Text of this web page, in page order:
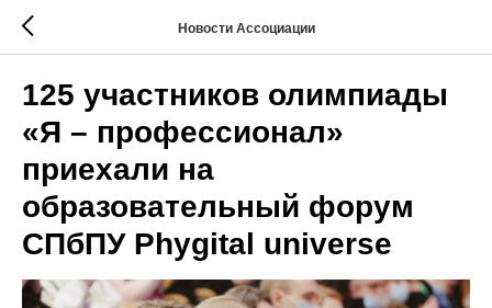
Новости Ассоциации
125 участников олимпиады
«Я – профессионал»
приехали на
образовательный форум
СПбПУ Phygital universe